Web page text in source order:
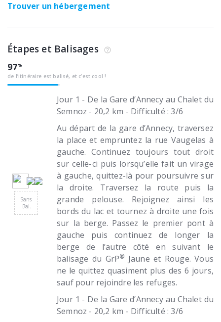
Trouver un hébergement
Étapes et Balisages
97
de l’itinéraire est balisé, et c’est cool !
Sans
Bal.
Jour 1 - De la Gare d’Annecy au Chalet du
Semnoz - 20,2 km - Difficulté : 3/6
Au départ de la gare d’Annecy, traversez
la place et empruntez la rue Vaugelas à
gauche. Continuez toujours tout droit
sur celle-ci puis lorsqu’elle fait un virage
à gauche, quittez-là pour poursuivre sur
la droite. Traversez la route puis la
grande pelouse. Rejoignez ainsi les
bords du lac et tournez à droite une fois
sur la berge. Passez le premier pont à
gauche puis continuez de longer la
berge de l’autre côté en suivant le
balisage du GrP® Jaune et Rouge. Vous
ne le quittez quasiment plus des 6 jours,
sauf pour rejoindre les refuges.
Jour 1 - De la Gare d’Annecy au Chalet du
Semnoz - 20,2 km - Difficulté : 3/6